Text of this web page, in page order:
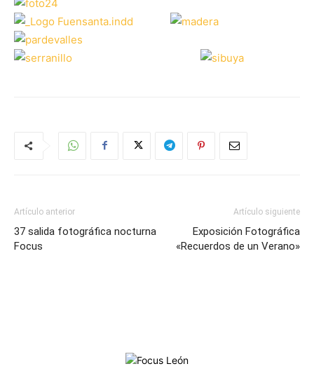
Artículo anterior
37 salida fotográfica nocturna
Focus
Artículo siguiente
Exposición Fotográfica
«Recuerdos de un Verano»